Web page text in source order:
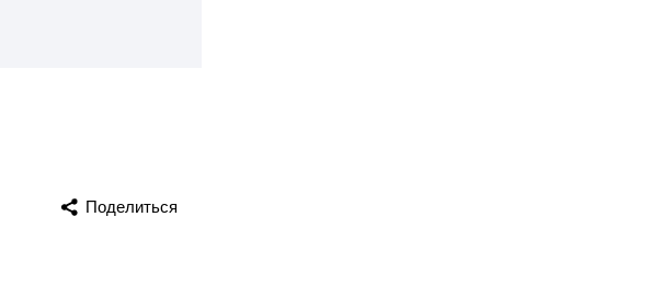
Поделиться